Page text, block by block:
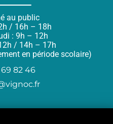
au public
/ 16h – 18h
: 9h – 12h
/ 14h – 17h
en période scolaire)
82 46